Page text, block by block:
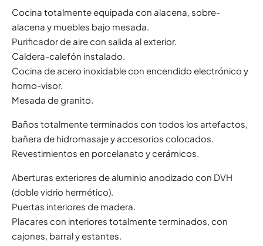
Cocina totalmente equipada con alacena, sobre-
alacena y muebles bajo mesada.
Purificador de aire con salida al exterior.
Caldera-calefón instalado.
Cocina de acero inoxidable con encendido electrónico y
horno-visor.
Mesada de granito.
Baños totalmente terminados con todos los artefactos,
bañera de hidromasaje y accesorios colocados.
Revestimientos en porcelanato y cerámicos.
Aberturas exteriores de aluminio anodizado con DVH
(doble vidrio hermético).
Puertas interiores de madera.
Placares con interiores totalmente terminados, con
cajones, barral y estantes.